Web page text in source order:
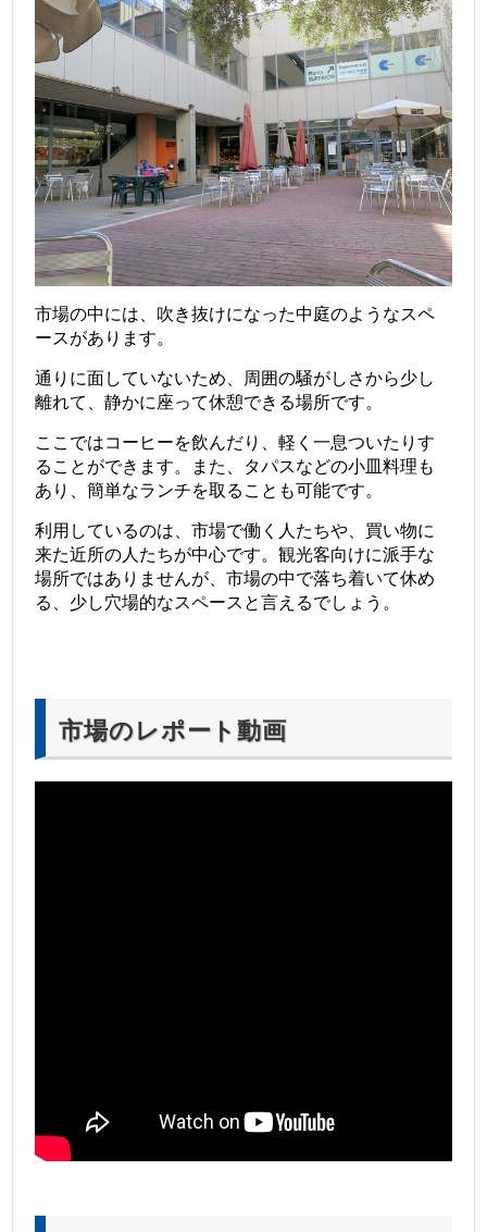
市場の中には、吹き抜けになった中庭のようなスペ
ースがあります。
通りに面していないため、周囲の騒がしさから少し
離れて、静かに座って休憩できる場所です。
ここではコーヒーを飲んだり、軽く一息ついたりす
ることができます。また、タパスなどの小皿料理も
あり、簡単なランチを取ることも可能です。
利用しているのは、市場で働く人たちや、買い物に
来た近所の人たちが中心です。観光客向けに派手な
場所ではありませんが、市場の中で落ち着いて休め
る、少し穴場的なスペースと言えるでしょう。
市場のレポート動画